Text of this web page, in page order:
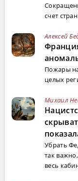
счет
Алексей
Пожары
целых
Михаил
Убрать
так
весь